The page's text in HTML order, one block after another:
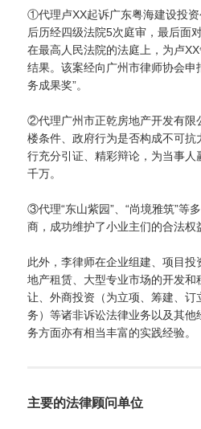
①代理卢XX起诉广东粤海建设投
后历经四级法院5次庭审，最后面
在最高人民法院的法庭上，为卢
结果。该案经向广州市律师协会申
务成果奖”。
②代理广州市正乾房地产开发有限
楼条件、政府行为是否构成不可
行充分引证、精彩辩论，为当事
千万。
③代理“东山紫园”、“尚境雅筑”等
商，成功维护了小业主们的合法权
此外，李律师在企业组建、项目
地产租赁、大型专业市场的开发
让、外商投资（为立项、筹建、订
务）等诸非诉讼法律业务以及其他
务方面亦有相当丰富的实践经验。
主要的法律顾问单位